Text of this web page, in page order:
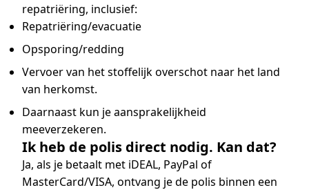
repatriëring, inclusief:
Repatriëring/evacuatie
Opsporing/redding
Vervoer van het stoffelijk overschot naar het land
van herkomst.
Daarnaast kun je aansprakelijkheid
meeverzekeren.
Ik heb de polis direct nodig. Kan dat?
Ja, als je betaalt met iDEAL, PayPal of
MasterCard/VISA, ontvang je de polis binnen een